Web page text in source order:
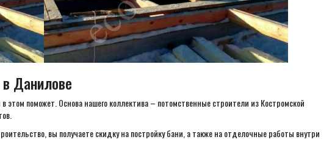
в Данилове
поможет. Основа нашего коллектива – потомственные строители из Костромской
вы получаете скидку на постройку бани, а также на отделочные работы внутри